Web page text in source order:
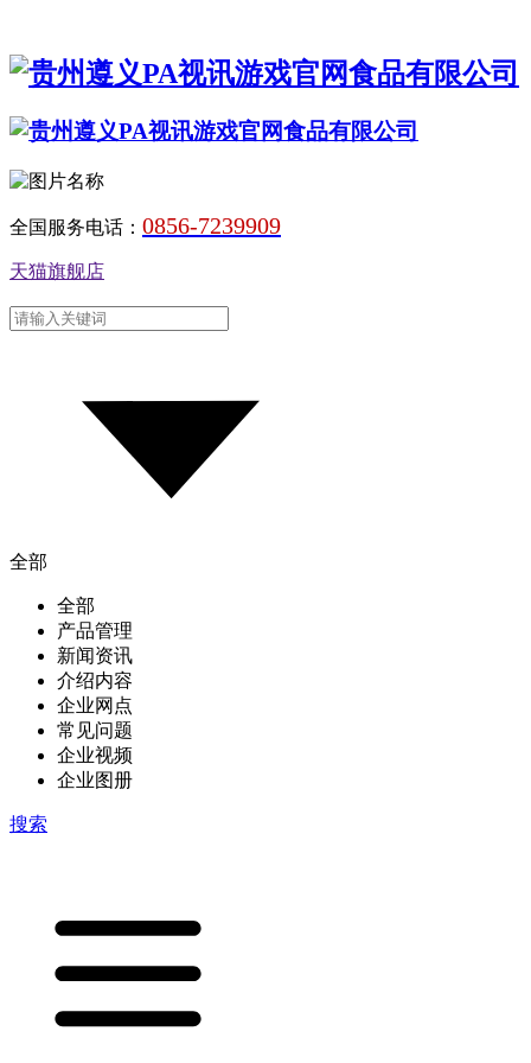
全国服务电话： 0856-7239909
天猫旗舰店
全部
全部
产品管理
新闻资讯
介绍内容
企业网点
常见问题
企业视频
企业图册
搜索